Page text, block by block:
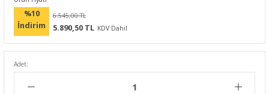
%10
İndirim
6.545,00 TL
5.890,50 TL KDV Dahil
Adet: